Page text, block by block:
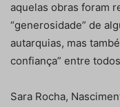
aquelas obras foram
“generosidade” de
autarquias, mas
confiança” entre
Sara Rocha,